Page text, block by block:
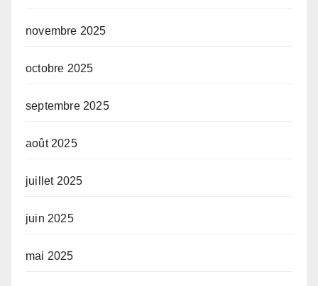
novembre 2025
octobre 2025
septembre 2025
août 2025
juillet 2025
juin 2025
mai 2025